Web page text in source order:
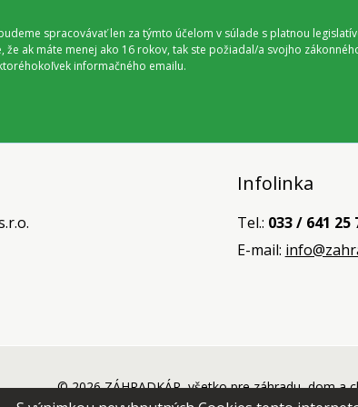
spracovávať len za týmto účelom v súlade s platnou
že ak máte menej ako 16 rokov, tak ste požiadal/a svojho
informačného emailu.
Infolinka
Tel.: 033 / 641 25
E-mail:
© 2026 ZÁHRADKÁR, všetko pre záhradu, dom a